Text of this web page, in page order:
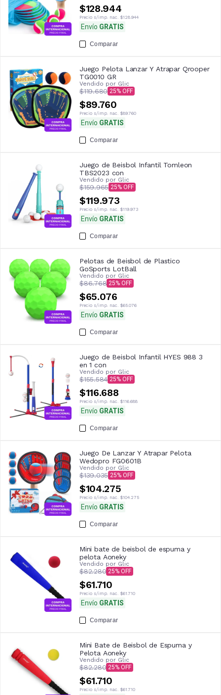
$128.944
Precio s/imp. nac. $128.944
Envío GRATIS
Comparar
Juego Pelota Lanzar Y Atrapar Qrooper
TG0010 GR
Vendido por Glic
$119.680 25
$89.760
Precio s/imp. nac. $89.760
Envío GRATIS
Comparar
Juego de Beisbol Infantil Tomleon
TBS2023 con
Vendido por Glic
$159.965 25
$119.973
Precio s/imp. nac. $119.973
Envío GRATIS
Comparar
Pelotas de Beisbol de Plastico
GoSports LotBall
Vendido por Glic
$86.768 25
$65.076
Precio s/imp. nac. $65.076
Envío GRATIS
Comparar
Juego de Beisbol Infantil HYES 988 3
en 1 con
Vendido por Glic
$155.584 25
$116.688
Precio s/imp. nac. $116.688
Envío GRATIS
Comparar
Juego De Lanzar Y Atrapar Pelota
Wedopro FG0601B
Vendido por Glic
$139.035 25
$104.275
Precio s/imp. nac. $104.275
Envío GRATIS
Comparar
Mini bate de beisbol de espuma y
pelota Aoneky
Vendido por Glic
$82.280 25
$61.710
Precio s/imp. nac. $61.710
Envío GRATIS
Comparar
Mini Bate de Beisbol de Espuma y
Pelota Aoneky
Vendido por Glic
$82.280 25
$61.710
Precio s/imp. nac. $61.710